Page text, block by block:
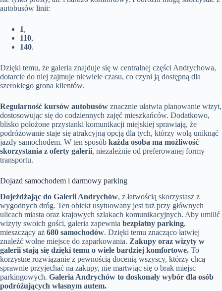
autobusów linii:
1,
110,
140.
Dzięki temu, że galeria znajduje się w centralnej części Andrychowa,
dotarcie do niej zajmuje niewiele czasu, co czyni ją dostępną dla
szerokiego grona klientów.
Regularność kursów autobusów znacznie ułatwia planowanie wizyt,
dostosowując się do codziennych zajęć mieszkańców. Dodatkowo,
blisko położone przystanki komunikacji miejskiej sprawiają, że
podróżowanie staje się atrakcyjną opcją dla tych, którzy wolą uniknąć
jazdy samochodem. W ten sposób każda osoba ma możliwość
skorzystania z oferty galerii, niezależnie od preferowanej formy
transportu.
Dojazd samochodem i darmowy parking
Dojeżdżając do Galerii Andrychów, z łatwością skorzystasz z
wygodnych dróg. Ten obiekt usytuowany jest tuż przy głównych
ulicach miasta oraz krajowych szlakach komunikacyjnych. Aby umilić
wizyty swoich gości, galeria zapewnia bezpłatny parking,
mieszczący aż 680 samochodów. Dzięki temu znacząco łatwiej
znaleźć wolne miejsce do zaparkowania. Zakupy oraz wizyty w
galerii stają się dzięki temu o wiele bardziej komfortowe. To
korzystne rozwiązanie z pewnością docenią wszyscy, którzy chcą
sprawnie przyjechać na zakupy, nie martwiąc się o brak miejsc
parkingowych. Galeria Andrychów to doskonały wybór dla osób
podróżujących własnym autem.